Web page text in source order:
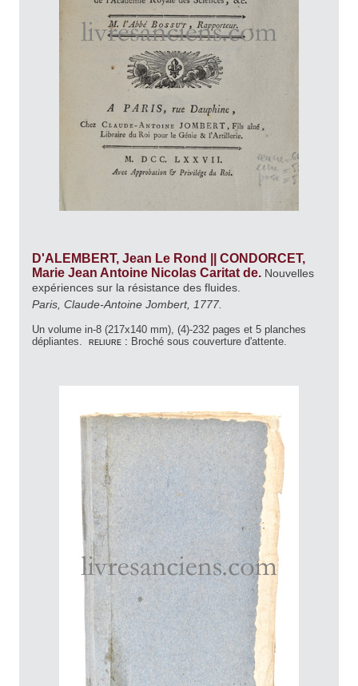
D'ALEMBERT, Jean Le Rond || CONDORCET,
Marie Jean Antoine Nicolas Caritat de. Nouvelles
expériences sur la résistance des fluides.
Paris, Claude-Antoine Jombert, 1777.
Un volume in-8 (217x140 mm), (4)-232 pages et 5 planches
dépliantes. reliure : Broché sous couverture d'attente.